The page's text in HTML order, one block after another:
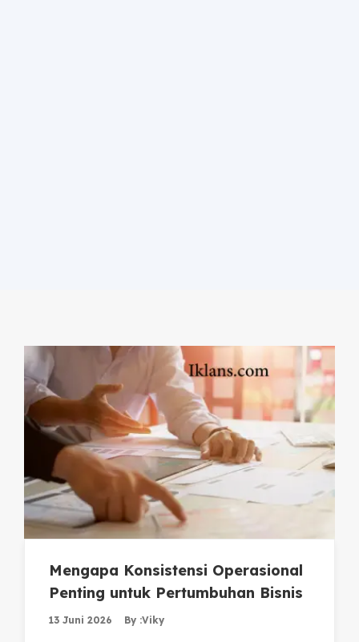
Mengapa Konsistensi Operasional
Penting untuk Pertumbuhan Bisnis
13 Juni 2026 By :Viky